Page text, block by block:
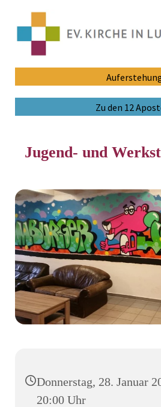
Zu den 12
Jugend- und
Donnerstag, 28. Januar
20:00 Uhr